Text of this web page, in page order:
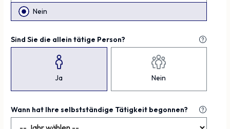
Nein
Sind Sie die allein tätige Person?
Ja Nein
Wann hat Ihre selbstständige Tätigkeit begonnen?